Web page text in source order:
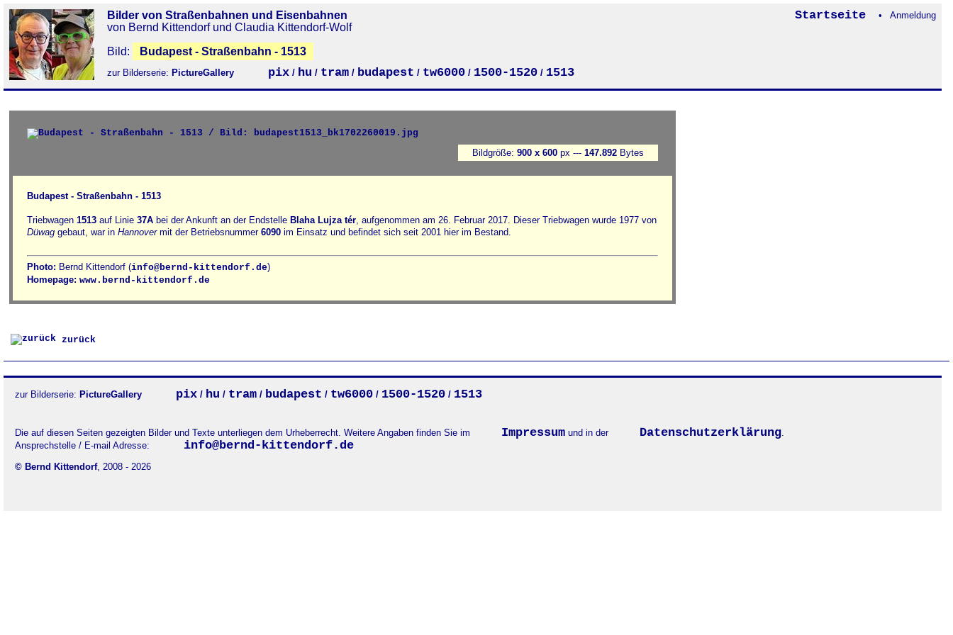
Bilder von Straßenbahnen und Eisenbahnen
von Bernd Kittendorf und Claudia Kittendorf-Wolf
Bild:
Budapest - Straßenbahn - 1513
Startseite • Anmeldung
zur Bilderserie: PictureGallery pix / hu / tram / budapest / tw6000 / 1500-1520 / 1513
Bildgröße: 900 x 600 px --- 147.892 Bytes
Budapest - Straßenbahn - 1513
Triebwagen 1513 auf Linie 37A bei der Ankunft an der Endstelle Blaha Lujza tér, aufgenommen am 26. Februar 2017. Dieser Triebwagen wurde 1977 von
Düwag gebaut, war in Hannovermit der Betriebsnummer 6090 im Einsatz und befindet sich seit 2001 hier im Bestand.
Photo: Bernd Kittendorf (info@bernd-kittendorf.de)
Homepage: www.bernd-kittendorf.de
zurück
zur Bilderserie: PictureGallery pix / hu / tram / budapest / tw6000 / 1500-1520 / 1513
Die auf diesen Seiten gezeigten Bilder und Texte unterliegen dem Urheberrecht. Weitere Angaben finden Sie im Impressum und in der Datenschutzerklärung.
Ansprechstelle / E-mail Adresse:
info@bernd-kittendorf.de
© Bernd Kittendorf, 2008 - 2026